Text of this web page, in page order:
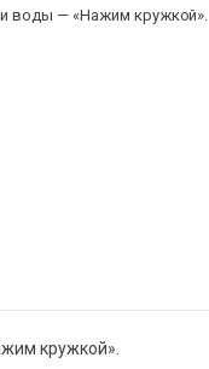
воды — «Нажим кружкой».
кружкой».